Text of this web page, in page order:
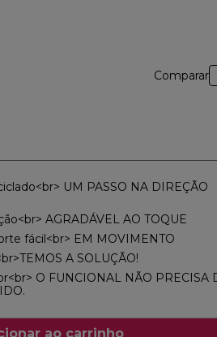
Comparar
UM PASSO NA DIREÇÃO
AGRADÁVEL AO TOQUE
fácil<br> EM MOVIMENTO
A SOLUÇÃO!
O FUNCIONAL NÃO PRECISA
ao carrinho